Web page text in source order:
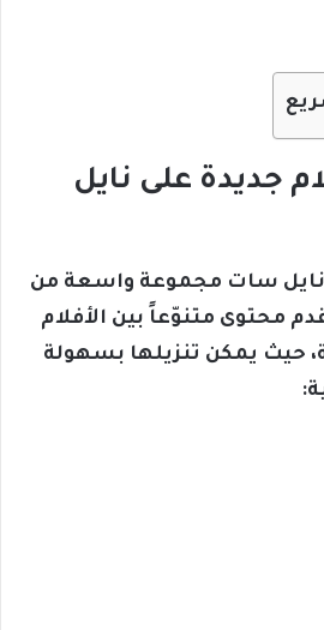
جديدة على نايل
نايل سات مجموعة واسعة من
محتوى متنوّعاً بين الأفلام
حيث يمكن تنزيلها بسهولة